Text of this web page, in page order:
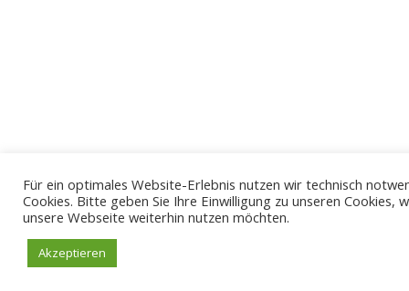
Für ein optimales Website-Erlebnis nutzen wir technisch
Cookies. Bitte geben Sie Ihre Einwilligung zu unseren Cookies,
unsere Webseite weiterhin nutzen möchten.
Akzeptieren